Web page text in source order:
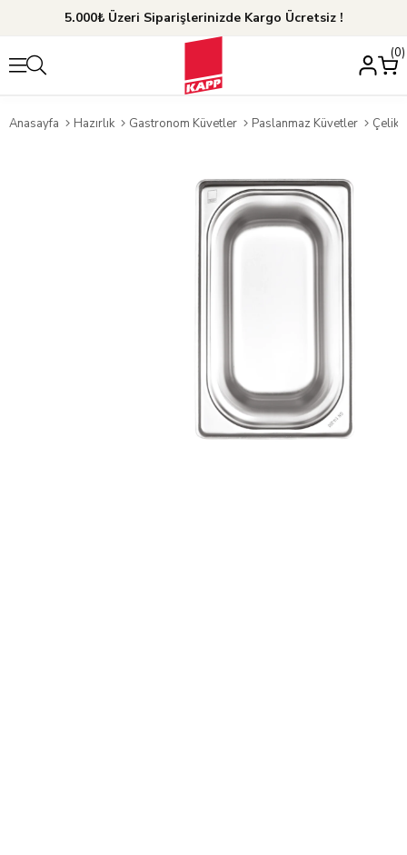
5.000₺ Üzeri Siparişlerinizde Kargo Ücretsiz !
0
Anasayfa Hazırlık Gastronom Küvetler Paslanmaz Küvetler Çelik